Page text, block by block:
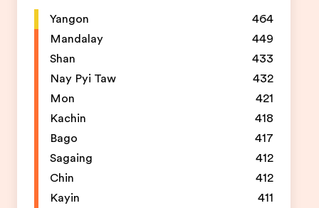
Yangon
464
Mandalay
449
Shan
433
Nay Pyi Taw
432
Mon
421
Kachin
418
Bago
417
Sagaing
412
Chin
412
Kayin
411